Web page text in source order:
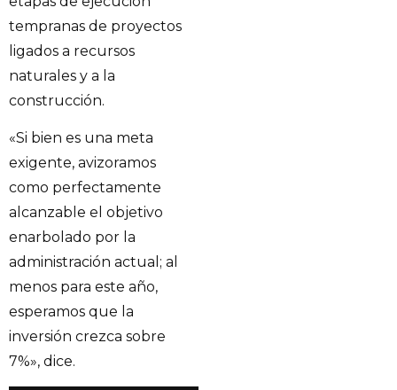
tempranas de proyectos
ligados a recursos
naturales y a la
construcción.
«Si bien es una meta
exigente, avizoramos
como perfectamente
alcanzable el objetivo
enarbolado por la
administración actual; al
menos para este año,
esperamos que la
inversión crezca sobre
7%», dice.